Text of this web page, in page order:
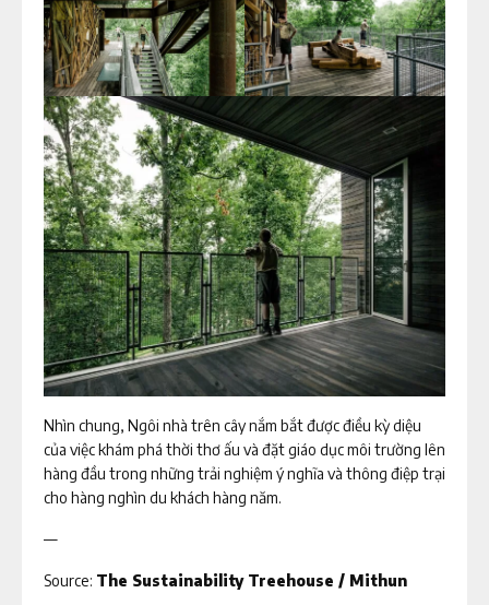
Nhìn chung, Ngôi nhà trên cây nắm bắt được điều kỳ diệu
của việc khám phá thời thơ ấu và đặt giáo dục môi trường lên
hàng đầu trong những trải nghiệm ý nghĩa và thông điệp trại
cho hàng nghìn du khách hàng năm.
—
Source: The Sustainability Treehouse / Mithun